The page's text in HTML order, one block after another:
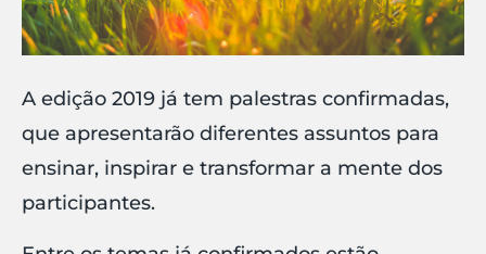
A edição 2019 já tem palestras confirmadas,
que apresentarão diferentes assuntos para
ensinar, inspirar e transformar a mente dos
participantes.